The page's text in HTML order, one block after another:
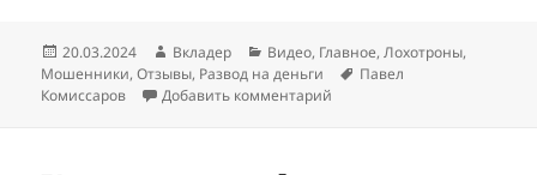
Опубликовано
20.03.2024 Автор
Вкладер Рубрики
Видео, Главное,Лохотроны,
Мошенники,Отзывы, Развод на деньги Метки
Павел
Комиссаров
Добавить комментарий